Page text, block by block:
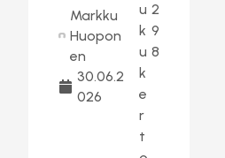
Markku
Huopon
en
30.06.2
026
u
k
u
k
e
r
t
2
9
8